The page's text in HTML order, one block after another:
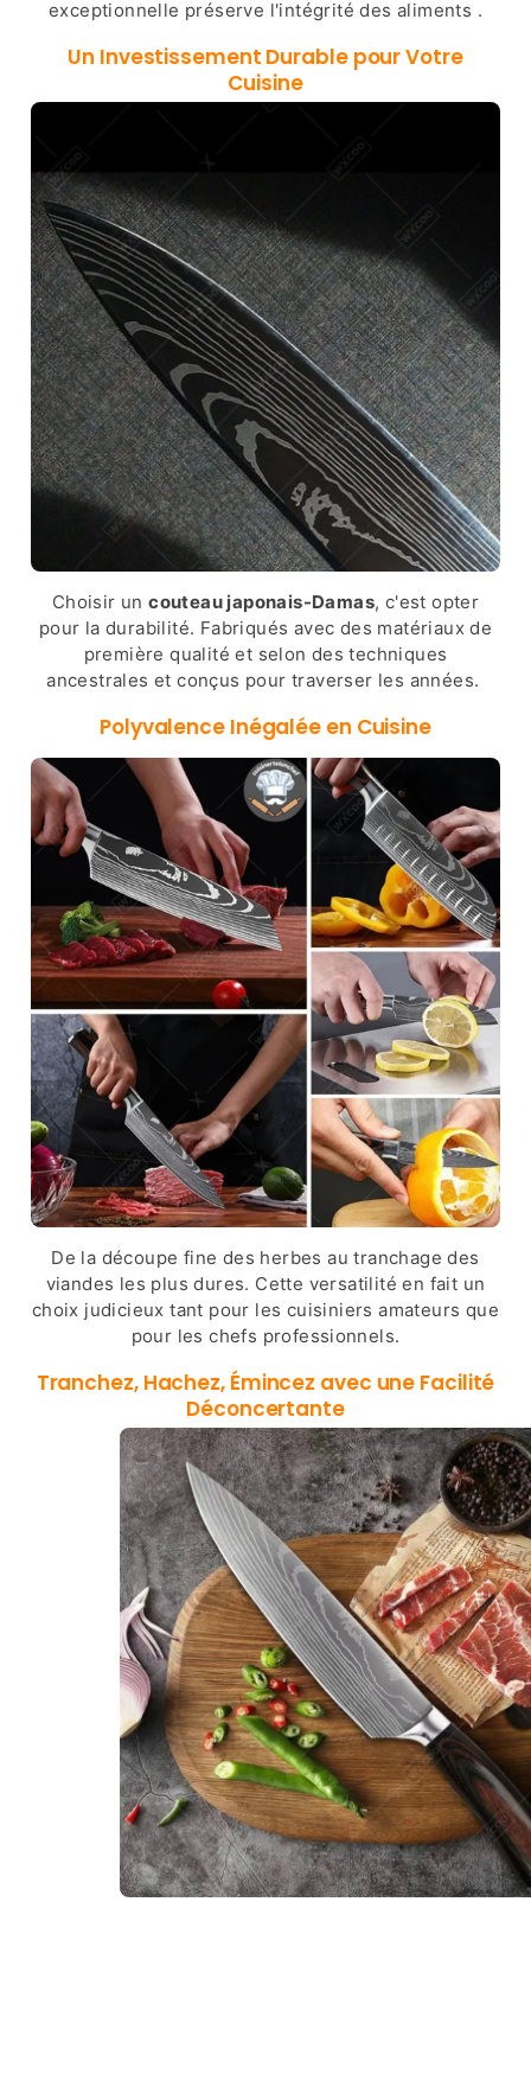
exceptionnelle préserve l'intégrité des aliments .
Un Investissement Durable pour Votre
Cuisine
Choisir uncouteau japonais-Damas, c'est opter
pour la durabilité. Fabriqués avec des matériaux de
première qualité et selon des techniques
ancestrales et conçus pour traverser les années.
Polyvalence Inégalée en Cuisine
De la découpe fine des herbes au tranchage des
viandes les plus dures. Cette versatilité en fait un
choix judicieux tant pour les cuisiniers amateurs que
pour les chefs professionnels.
Tranchez, Hachez, Émincez avec une Facilité
Déconcertante